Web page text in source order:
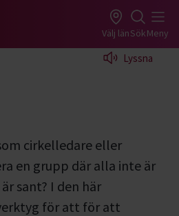
Välj länSökMeny
Lyssna
cirkelledare eller
en grupp där alla inte är
sant? I den här
för att för att